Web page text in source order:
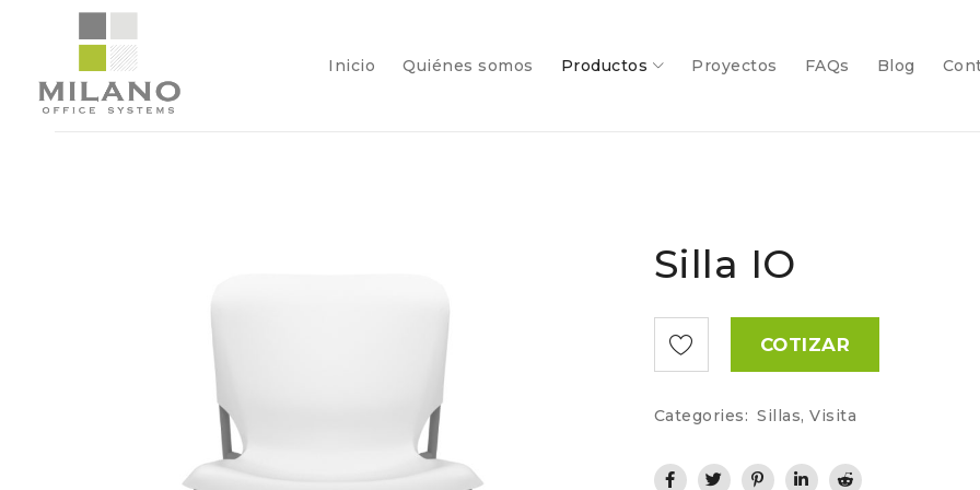
Inicio Quiénes somos Productos Proyectos FAQs Blog
Silla IO
COTIZAR
Categories: Sillas,Visita